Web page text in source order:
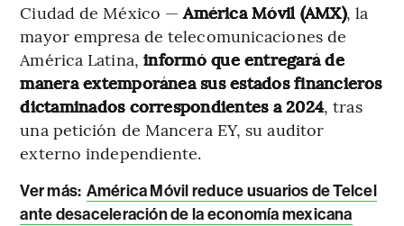
Ciudad de México —América Móvil (AMX), la
mayor empresa de telecomunicaciones de
América Latina, informó que entregará de
manera extemporánea sus estados financieros
dictaminados correspondientes a 2024, tras
una petición de Mancera EY, su auditor
externo independiente.
Ver más: América Móvil reduce usuarios de Telcel
ante desaceleración de la economía mexicana